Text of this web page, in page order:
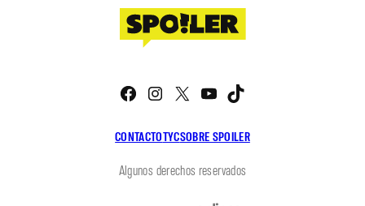
CONTACTOTYCSOBRE SPOILER
Facebook
Instagram
X YouTube
Algunos derechos reservados